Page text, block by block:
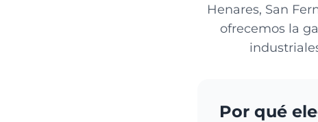
Henares, San
ofrecemos la
Por qué